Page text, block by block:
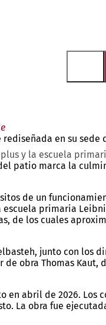
en su sede
y la escuela
patio marca la
de un
escuela primaria
de los cuales
junto con los
obra Thomas Kaut,
en abril de 2026. Los
La obra fue